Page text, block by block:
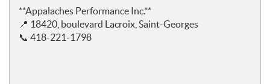
**Appalaches Performance Inc.**
📍 18420, boulevard Lacroix, Saint-Georges
📞 418-221-1798